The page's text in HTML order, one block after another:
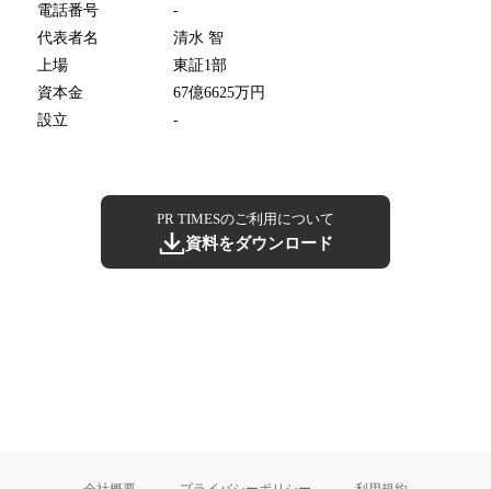
電話番号
-
代表者名
清水 智
上場
東証1部
資本金
67億6625万円
設立
-
PR TIMESのご利用について
資料をダウンロード